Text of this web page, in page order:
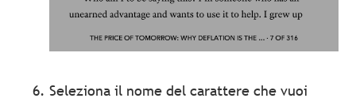
Seleziona il nome del carattere che vuoi